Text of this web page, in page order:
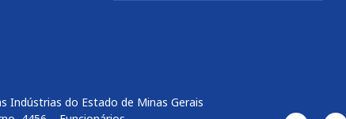
Indústrias do Estado de Minas Gerais